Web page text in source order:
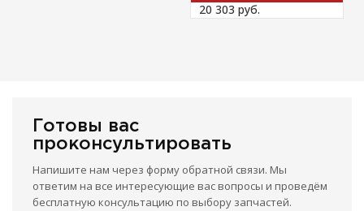
20 303 руб.
Готовы вас
проконсультировать
Напишите нам через форму обратной связи. Мы
ответим на все интересующие вас вопросы и проведём
бесплатную консультацию по выбору запчастей.